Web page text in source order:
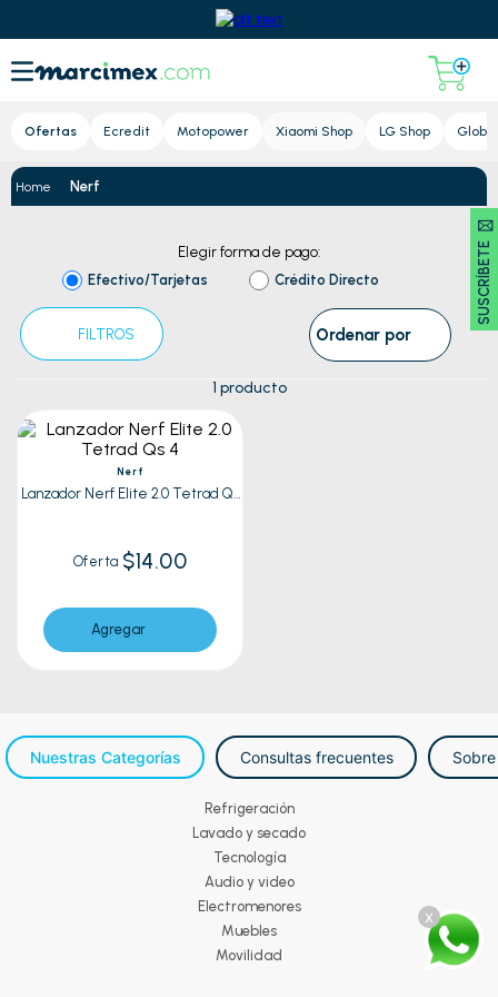
Ofertas Ecredit Motopower Xiaomi Shop LG Shop Global
SUSCRÍBETE 🖂
x
Nerf
Elegir forma de pago:
Efectivo/Tarjetas
Crédito Directo
FILTROS Ordenar por
1 producto
Nerf
Lanzador Nerf Elite 2.0 Tetrad Qs
Oferta $14.00
Agregar
Nuestras Categorías Consultas frecuentes
Refrigeración
Lavado y secado
Tecnología
Audio y video
Electromenores
Muebles
Movilidad